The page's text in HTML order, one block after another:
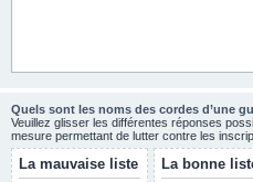
Quels sont les noms des cordes d’une
Veuillez glisser les différentes réponses
mesure permettant de lutter contre les
La mauvaise liste La bonne